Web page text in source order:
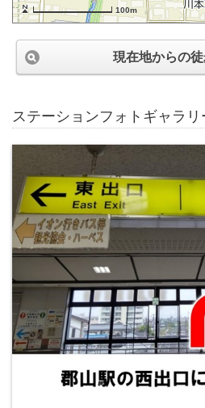
100m
現在地からの
ステーションフォトギャラリ